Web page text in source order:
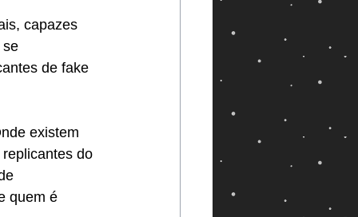
capazes
se
de fake
existem
do
quem é